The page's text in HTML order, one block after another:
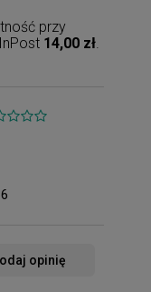
przy
14,00 zł
opinię